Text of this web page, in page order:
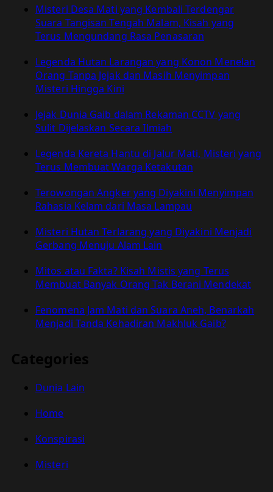
Misteri Desa Mati yang Kembali Terdengar
Suara Tangisan Tengah Malam, Kisah yang
Terus Mengundang Rasa Penasaran
Legenda Hutan Larangan yang Konon Menelan
Orang Tanpa Jejak dan Masih Menyimpan
Misteri Hingga Kini
Jejak Dunia Gaib dalam Rekaman CCTV yang
Sulit Dijelaskan Secara Ilmiah
Legenda Kereta Hantu di Jalur Mati, Misteri yang
Terus Membuat Warga Ketakutan
Terowongan Angker yang Diyakini Menyimpan
Rahasia Kelam dari Masa Lampau
Misteri Hutan Terlarang yang Diyakini Menjadi
Gerbang Menuju Alam Lain
Mitos atau Fakta? Kisah Mistis yang Terus
Membuat Banyak Orang Tak Berani Mendekat
Fenomena Jam Mati dan Suara Aneh, Benarkah
Menjadi Tanda Kehadiran Makhluk Gaib?
Categories
Dunia Lain
Home
Konspirasi
Misteri